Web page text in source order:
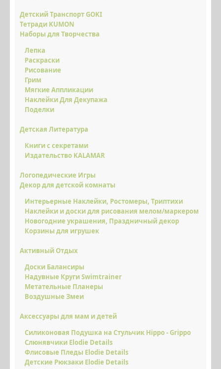
НОВИНКИ
СКИДКИ ЗДЕСЬ
ОПЛАТА І ДОСТАВКА
НАКОПИЧУЙ ЗНИЖКУ
ВІДГУКИ
ФОТО/ВІДЕО
КОНТАКТИ
ОПТОВИМ КЛІЄНТАМ
Детский Транспорт GOKI
Тетради KUMON
Наборы для Творчества
Лепка
Раскраски
Рисование
Грим
Мягкие Аппликации
Наклейки Для Декупажа
Поделки
Детская Литература
Книги с секретами
Издательство KALAMAR
Логопедические Игры
Декор для детской комнаты
Интерьерные Наклейки, Ростомеры, Триптихи
Наклейки и доски для рисования мелом/маркером
Новогодние украшения, Праздничный декор
Корзины для игрушек
Активный Отдых
Доски Балансиры
Надувные Круги Swimtrainer
Метательные Планеры
Воздушные Змеи
Аксессуары для мам и детей
Силиконовая Подушка на Стульчик Hippo - Grippo
Слюнявчики Elodie Details
Флисовые Пледы Elodie Details
Детские Рюкзаки Elodie Details